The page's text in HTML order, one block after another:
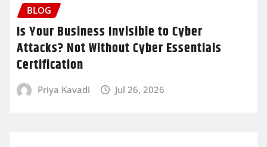
BLOG
Is Your Business Invisible to Cyber
Attacks? Not Without Cyber Essentials
Certification
Priya Kavadi Jul 26, 2026